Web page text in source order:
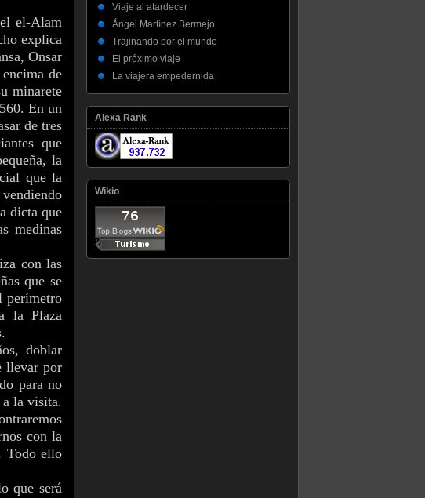
el-Alam
explica
Onsar
de
minarete
En un
de tres
que
la
que la
dicta que
medinas
con las
que se
perímetro
la Plaza
doblar
llevar por
para no
a la visita.
con la
Todo ello
que será
Viaje al atardecer
Ángel Martínez Bermejo
Trajinando por el mundo
El próximo viaje
La viajera empedernida
Alexa Rank
Wikio